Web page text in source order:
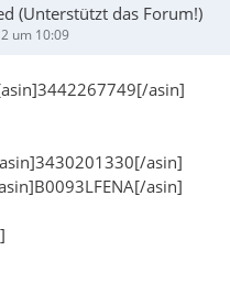
(Unterstützt das Forum!)
um 10:09
asin]
asin]
asin]